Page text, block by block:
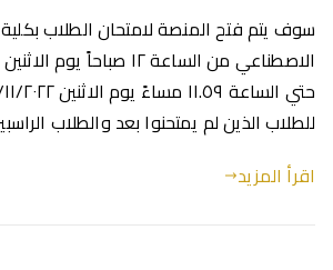
سوف يتم فتح المنصة لامتحان الطلاب
للطلاب الذين لم يمتحنوا بعد والطلاب
اقرأ المزيد